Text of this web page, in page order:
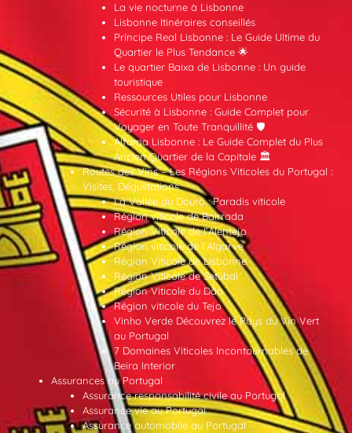
La vie nocturne à Lisbonne
Lisbonne Itinéraires conseillés
Príncipe Real Lisbonne : Le Guide Ultime du
Quartier le Plus Tendance 🌟
Le quartier Baixa de Lisbonne : Un guide
touristique
Ressources Utiles pour Lisbonne
Sécurité à Lisbonne : Guide Complet pour
Voyager en Toute Tranquillité 🛡️
Alfama Lisbonne : Le Guide Complet du Plus
Ancien Quartier de la Capitale 🏛️
Routes des Vins – Les Régions Viticoles du Portugal :
Visites, Dégustations
La Vallée du Douro : Paradis viticole
Région viticole de Bairrada
Région Viticole de l’Alentejo
Région viticole de l’Algarve
Région Viticole de Lisbonne
Région Viticole de Setúbal
Région Viticole du Dão
Région viticole du Tejo
Vinho Verde Découvrez le Pays du Vin Vert
au Portugal
7 Domaines Viticoles Incontournables de
Beira Interior
Assurances au Portugal
Assurance responsabilité civile au Portugal
Assurance vie au Portugal
Assurance automobile au Portugal